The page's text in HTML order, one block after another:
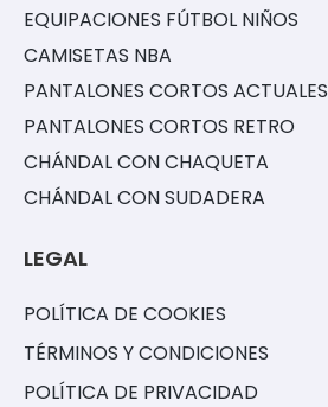
EQUIPACIONES FÚTBOL NIÑOS
CAMISETAS NBA
PANTALONES CORTOS ACTUALES
PANTALONES CORTOS RETRO
CHÁNDAL CON CHAQUETA
CHÁNDAL CON SUDADERA
LEGAL
POLÍTICA DE COOKIES
TÉRMINOS Y CONDICIONES
POLÍTICA DE PRIVACIDAD